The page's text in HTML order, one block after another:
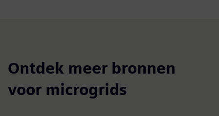
Ontdek meer bronnen
voor microgrids